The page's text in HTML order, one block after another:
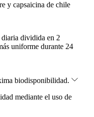
y capsaicina de chile
dividida en 2
uniforme durante 24
biodisponibilidad.
mediante el uso de